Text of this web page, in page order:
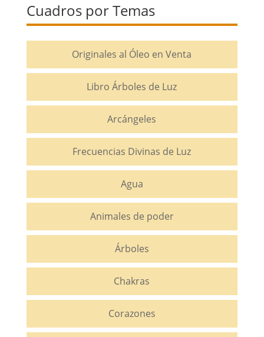
Cuadros por Temas
Originales al Óleo en Venta
Libro Árboles de Luz
Arcángeles
Frecuencias Divinas de Luz
Agua
Animales de poder
Árboles
Chakras
Corazones